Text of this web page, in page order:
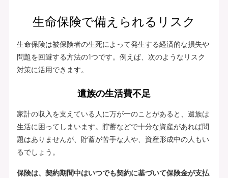
生命保険で備えられるリスク
生命保険は被保険者の生死によって発生する経済的な損失や
問題を回避する方法の1つです。例えば、次のようなリスク
対策に活用できます。
遺族の生活費不足
家計の収入を支えている人に万が一のことがあると、遺族は
生活に困ってしまいます。貯蓄などで十分な資産があれば問
題はありませんが、貯蓄が苦手な人や、資産形成中の人もい
るでしょう。
保険は、契約期間中はいつでも契約に基づいて保険金が支払